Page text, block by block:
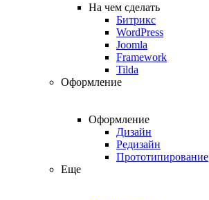
На чем сделать
Битрикс
WordPress
Joomla
Framework
Tilda
Оформление
Оформление
Дизайн
Редизайн
Прототипирование
Еще